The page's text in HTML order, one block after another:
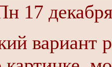
17
вариант